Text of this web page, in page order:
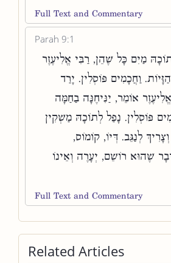
Full Text and Commentary
Parah 9:1
מַיִם כָּל שֶׁהֵן, רַבִּי אֱלִיעֶזֶר
וַחֲכָמִים פּוֹסְלִין. יָרַד
אוֹמֵר, יַנִּיחֶנָּה בַחַמָּה
פּוֹסְלִין. נָפַל לְתוֹכָהּ מַשְׁקִין
לְנַגֵּב. דְּיוֹ, קוֹמוֹס,
שֶׁהוּא רוֹשֵׁם, יְעָרֶה וְאֵינוֹ
Full Text and Commentary
Related Articles